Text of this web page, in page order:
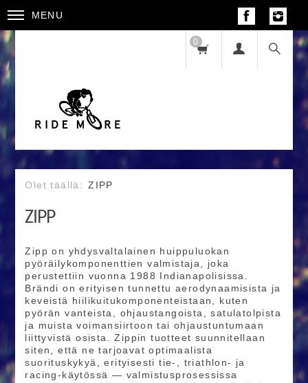
MENU
0
ZIPP
ZIPP
Zipp on yhdysvaltalainen huippuluokan
pyöräilykomponenttien valmistaja, joka
perustettiin vuonna 1988 Indianapolisissa.
Brändi on erityisen tunnettu aerodynaamisista ja
keveistä hiilikuitukomponenteistaan, kuten
pyörän vanteista, ohjaustangoista, satulatolpista
ja muista voimansiirtoon tai ohjaustuntumaan
liittyvistä osista. Zippin tuotteet suunnitellaan
siten, että ne tarjoavat optimaalista
suorituskykyä, erityisesti tie-, triathlon- ja
racing-käytössä — valmistusprosessissa